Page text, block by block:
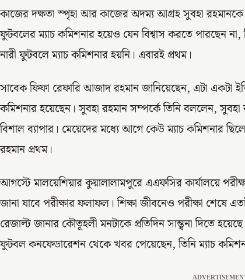
কাজের দক্ষতা স্পৃহা আর কাজের অদম্য আগ্রহ সুবহা
ফুটবলের ম্যাচ কমিশনার হয়েও যেন বিশ্বাস করতে পারছেন
নারী ফুটবলে ম্যাচ কমিশনার হয়নি। এবারই প্রথম।
সাবেক ফিফা রেফারি আজাদ রহমান জানিয়েছেন, এটা একটা
কমিশনার হয়েছেন। সুবহা রহমান সম্পর্কে তিনি বললেন, সুবহা
বিশাল ব্যাপার। মেয়েদের মধ্যে আগে কেউ ম্যাচ কমিশনার
রহমান প্রথম।
আগস্টে মালয়েশিয়ার কুয়ালালামপুরে এএফসির কার্যালয়ে
জানা যাবে পরীক্ষার ফলাফল। শিক্ষা জীবনেও পরীক্ষা শেষে
রেজাল্ট জানার কৌতূহলী মনটাকে প্রতিদিন সান্ত্বনা দিতে
ফুটবল কনফেডারেশন থেকে খবর পেয়েছেন, তিনি ম্যাচ